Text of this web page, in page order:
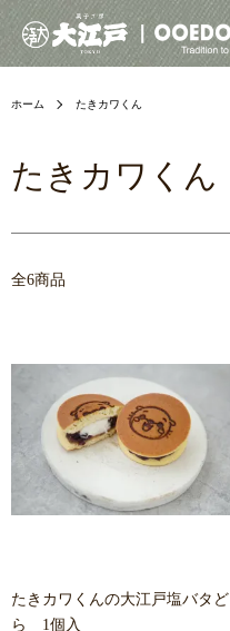
ホーム たきカワくん
たきカワくん
全6商品
たきカワくんの大江戸塩バタど
ら 1個入